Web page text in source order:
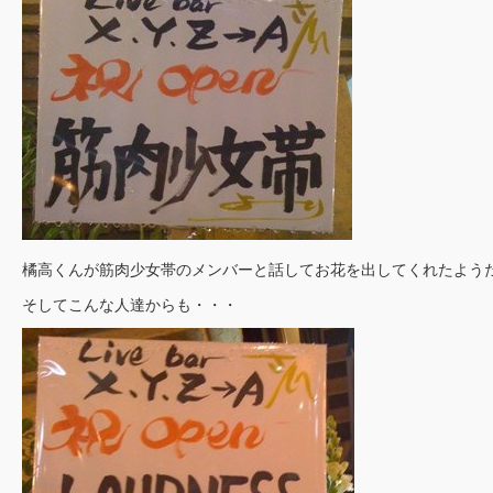
橘高くんが筋肉少女帯のメンバーと話してお花を出してくれたよう
そしてこんな人達からも・・・